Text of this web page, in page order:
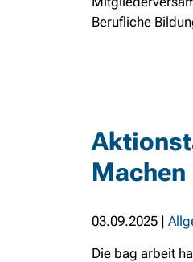
Berufliche
03.09.2025 |
Die bag arbeit